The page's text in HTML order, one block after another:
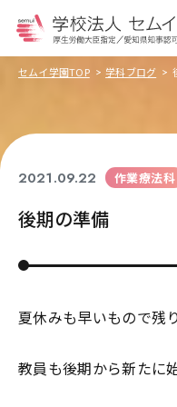
セムイ学園TOP 学科ブログ
2021.09.22 作業療法科
後期の準備
夏休みも早いもので残
教員も後期から新たに